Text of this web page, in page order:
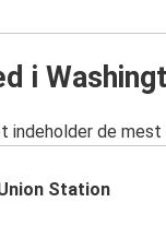
i
indeholder de
Station